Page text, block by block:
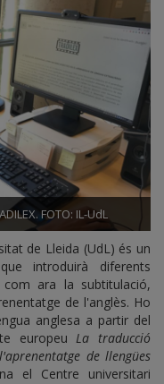
FOTO: IL-UdL
de Lleida (UdL) és un
introduirà diferents
ara la subtitulació,
de l'anglès. Ho
anglesa a partir del
europeuLa traducció
de llengües
el Centre universitari